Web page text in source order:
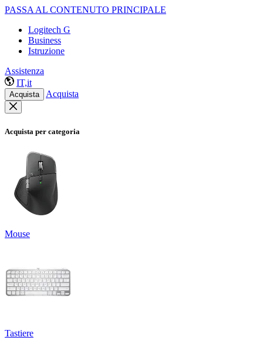
PASSA AL CONTENUTO PRINCIPALE
Logitech G
Business
Istruzione
Assistenza
IT,it
Acquista Acquista
Acquista per categoria
Mouse
Tastiere